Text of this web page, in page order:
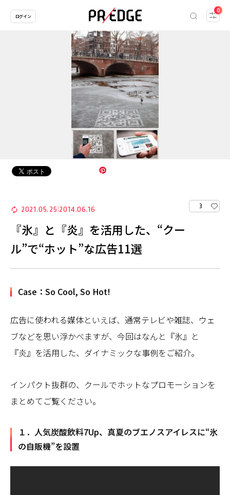
0
ログイン
2021.05.25 2014.06.16 3
『氷』と『炎』を活用した、“クー
ル”で“ホット”な広告11選
Case：So Cool, So Hot!
広告に使われる媒体といえば、通常テレビや雑誌、ウェ
ブなどを思い浮かべますが、今回はなんと『氷』と
『炎』を活用した、ダイナミックな事例をご紹介。
インパクト抜群の、クールでホットなプロモーションを
まとめてご覧ください。
１．人気炭酸飲料7Up、真夏のブエノスアイレスに“氷
の自販機”を設置